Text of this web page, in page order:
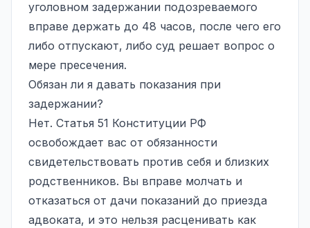
уголовном задержании подозреваемого
вправе держать до 48 часов, после чего его
либо отпускают, либо суд решает вопрос о
мере пресечения.
Обязан ли я давать показания при
задержании?
Нет. Статья 51 Конституции РФ
освобождает вас от обязанности
свидетельствовать против себя и близких
родственников. Вы вправе молчать и
отказаться от дачи показаний до приезда
адвоката, и это нельзя расценивать как